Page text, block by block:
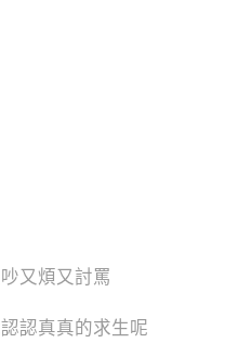
又煩又討罵
認真真的求生呢